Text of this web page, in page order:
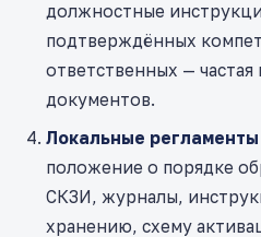
должностные
подтверждённых
ответственных — частая
документов.
Локальные регламенты
положение о порядке
СКЗИ, журналы,
хранению, схему